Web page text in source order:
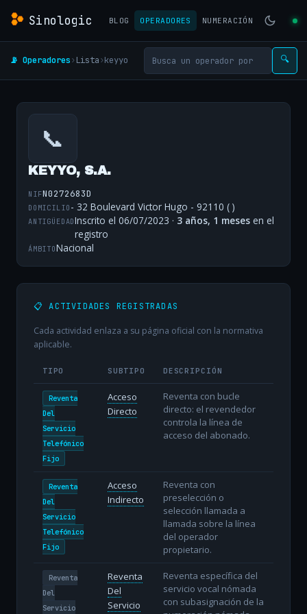
Sinologic BLOG OPERADORES NUMERACIÓN
📡 Operadores› Lista›keyyo 🔍
📞
KEYYO, S.A.
NIFN0272683D
DOMICILIO - 32 Boulevard Victor Hugo - 92110 ( )
ANTIGÜEDADInscrito el 06/07/2023 · 3 años, 1 meses en el
registro
ÁMBITONacional
📋 ACTIVIDADES REGISTRADAS
Cada actividad enlaza a su página oficial con la normativa
aplicable.
TIPO SUBTIPO DESCRIPCIÓN
Reventa
Del
Servicio
Telefónico
Fijo
Acceso
Directo
Reventa con bucle
directo: el revendedor
controla la línea de
acceso del abonado.
Reventa
Del
Servicio
Telefónico
Fijo
Acceso
Indirecto
Reventa con
preselección o
selección llamada a
llamada sobre la línea
del operador
propietario.
Reventa
Del
Servicio
Reventa
Del
Servicio
Reventa específica del
servicio vocal nómada
con subasignación de la